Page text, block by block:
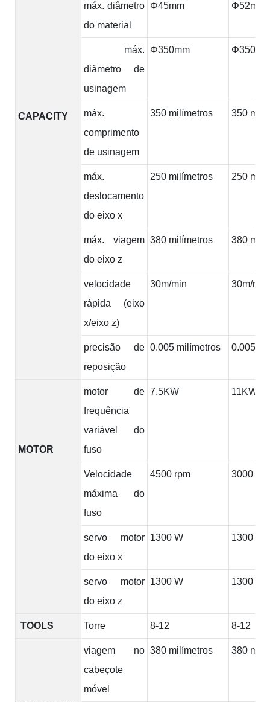
CAPACITY
máx. diâmetro
do material
Φ45mm Φ52mm
máx.
diâmetro de
usinagem
Φ350mm
máx.
comprimento
de usinagem
350 milímetros 350
máx.
deslocamento
do eixo x
250 milímetros 250
máx. viagem
do eixo z
380 milímetros 380
velocidade
rápida (eixo
x/eixo z)
30m/min 30m/min
precisão de
reposição
0.005 milímetros 0.005
MOTOR
motor de
frequência
variável do
fuso
7.5KW 11KW
Velocidade
máxima do
fuso
4500 rpm 3000
servo motor
do eixo x
1300 W 1300 W
servo motor
do eixo z
1300 W 1300 W
TOOLS Torre 8-12 8-12
viagem no
cabeçote
móvel
380 milímetros 380